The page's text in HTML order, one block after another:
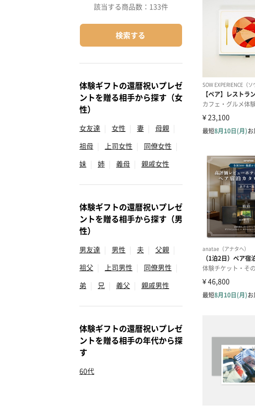
該当する商品数： 133件
検索する
体験ギフトの還暦祝いプレゼ
ントを贈る相手から探す（女
性）
女友達 女性 妻 母親
祖母
上司女性 同僚女性
妹
姉 義母 親戚女性
体験ギフトの還暦祝いプレゼ
ントを贈る相手から探す（男
性）
男友達 男性 夫 父親
祖父
上司男性 同僚男性
弟
兄 義父 親戚男性
体験ギフトの還暦祝いプレゼ
ントを贈る相手の年代から探
す
60代